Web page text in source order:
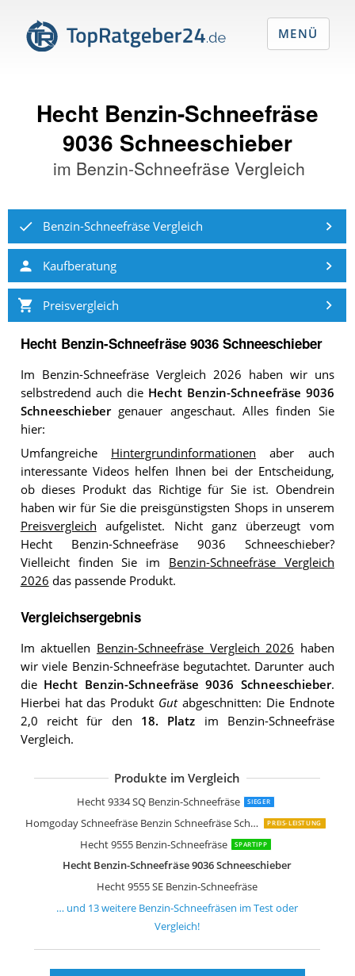
Hecht Benzin-Schneefräse
9036 Schneeschieber
im Benzin-Schneefräse Vergleich
Benzin-Schneefräse Vergleich
Kaufberatung
Preisvergleich
Hecht Benzin-Schneefräse 9036 Schneeschieber
Im Benzin-Schneefräse Vergleich 2026 haben wir uns
selbstredend auch die Hecht Benzin-Schneefräse 9036
Schneeschiebergenauer angeschaut. Alles finden Sie
hier:
Umfangreiche Hintergrundinformationen aber auch
interessante Videos helfen Ihnen bei der Entscheidung,
ob dieses Produkt das Richtige für Sie ist. Obendrein
haben wir für Sie die preisgünstigsten Shops in unserem
Preisvergleich aufgelistet. Nicht ganz überzeugt vom
Hecht Benzin-Schneefräse 9036 Schneeschieber?
Vielleicht finden Sie im Benzin-Schneefräse Vergleich
2026 das passende Produkt.
Vergleichsergebnis
Im aktuellen Benzin-Schneefräse Vergleich 2026 haben
wir viele Benzin-Schneefräse begutachtet. Darunter auch
die Hecht Benzin-Schneefräse 9036 Schneeschieber.
Hierbei hat das Produkt Gutabgeschnitten: Die Endnote
2,0 reicht für den 18. Platz im Benzin-Schneefräse
Vergleich.
Produkte im Vergleich
Hecht 9334 SQ Benzin-Schneefräse SIEGER
Homgoday Schneefräse Benzin Schneefräse Schneeräumgeräte 11 m Auswurfweite PREIS-LEISTUNG
Hecht 9555 Benzin-Schneefräse SPARTIPP
Hecht Benzin-Schneefräse 9036 Schneeschieber
Hecht 9555 SE Benzin-Schneefräse
Hecht 9661SE Benzin Schneefräse
Starke Schneefräse Benzin von Hecht
Hecht Starke Benzin Schneefräse
Hecht Schneefräse Benzin 87 cm
MTD Schneefräße ME 61 Rot
AL-KO Benzinschneefräse 560 II
AL-KO Benzinschneefräse 620E II
Fuxtec Benzin Schneefräse FX-SF2196
P Lindberg Benzin-Schneefräse 196
… und 13weitere Benzin-Schneefräsen im Test oder
Vergleich!
MENÜ